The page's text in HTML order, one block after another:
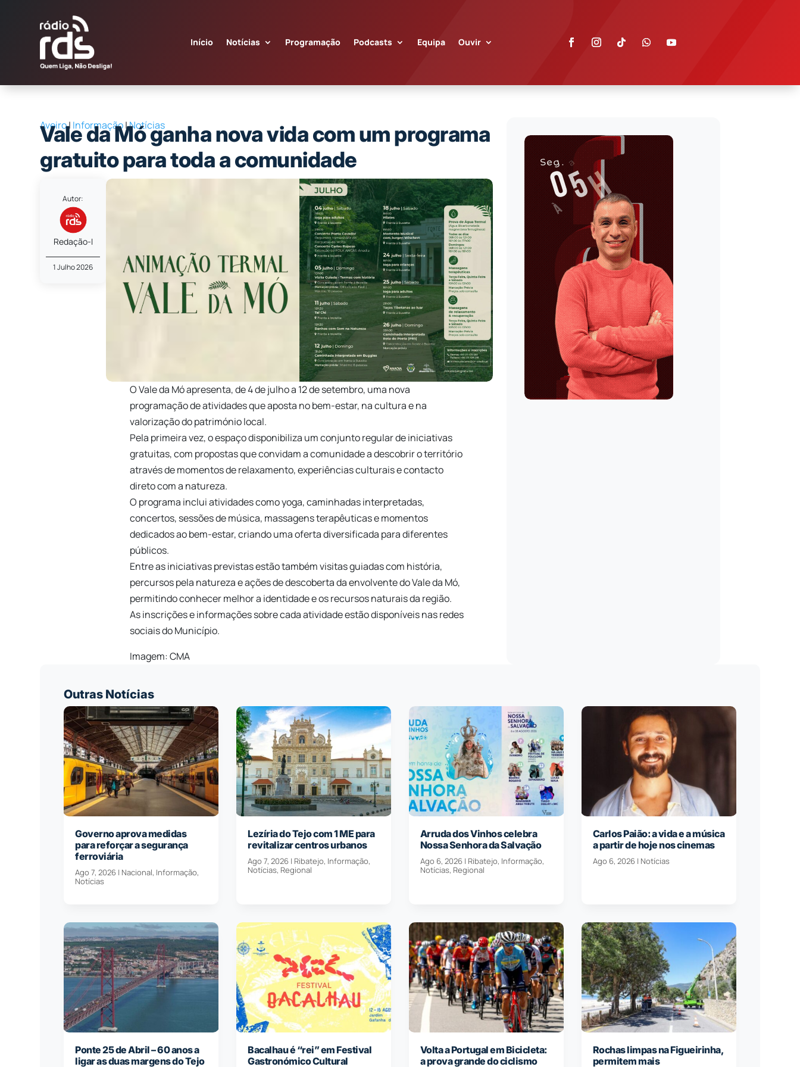
Início Notícias Programação Podcasts Equipa Ouvir
Aveiro| Informação|Notícias
Vale da Mó ganha nova vida com um programa
gratuito para toda a comunidade
Autor:
Redação-I
1 Julho 2026
O Vale da Mó apresenta, de 4 de julho a 12 de setembro, uma nova
programação de atividades que aposta no bem-estar, na cultura e na
valorização do património local.
Pela primeira vez, o espaço disponibiliza um conjunto regular de iniciativas
gratuitas, com propostas que convidam a comunidade a descobrir o território
através de momentos de relaxamento, experiências culturais e contacto
direto com a natureza.
O programa inclui atividades como yoga, caminhadas interpretadas,
concertos, sessões de música, massagens terapêuticas e momentos
dedicados ao bem-estar, criando uma oferta diversificada para diferentes
públicos.
Entre as iniciativas previstas estão também visitas guiadas com história,
percursos pela natureza e ações de descoberta da envolvente do Vale da Mó,
permitindo conhecer melhor a identidade e os recursos naturais da região.
As inscrições e informações sobre cada atividade estão disponíveis nas redes
sociais do Município.
Imagem: CMA
Outras Notícias
Governo aprova medidas
para reforçar a segurança
ferroviária
Ago 7, 2026 | Nacional, Informação,
Notícias
Lezíria do Tejo com 1 ME para
revitalizar centros urbanos
Ago 7, 2026 | Ribatejo, Informação,
Notícias, Regional
Arruda dos Vinhos celebra
Nossa Senhora da Salvação
Ago 6, 2026| Ribatejo, Informação,
Notícias, Regional
Carlos Paião: a vida e a música
a partir de hoje nos cinemas
Ago 6, 2026| Notícias
Ponte 25 de Abril – 60 anos a
ligar as duas margens do Tejo
Bacalhau é “rei” em Festival
Gastronómico Cultural
Volta a Portugal em Bicicleta:
a prova grande do ciclismo
Rochas limpas na Figueirinha,
permitem mais